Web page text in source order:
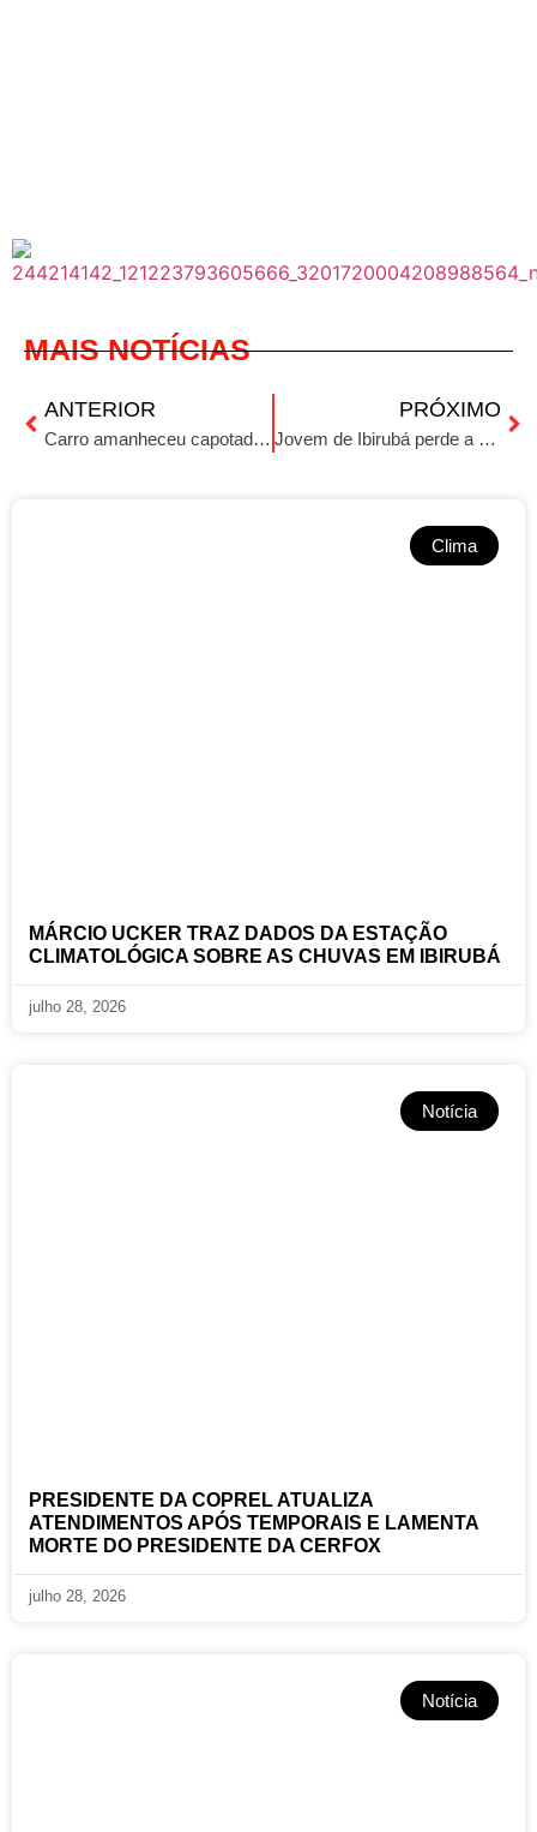
MAIS NOTÍCIAS
ANTERIOR
Carro amanheceu capotado próximo a entrada da Asfuca nessa sexta feira (17).
PRÓXIMO
Jovem de Ibirubá perde a vida em acidente na BR-282 em Santa Catarina.
Clima
MÁRCIO UCKER TRAZ DADOS DA ESTAÇÃO
CLIMATOLÓGICA SOBRE AS CHUVAS EM IBIRUBÁ
julho 28, 2026
Notícia
PRESIDENTE DA COPREL ATUALIZA
ATENDIMENTOS APÓS TEMPORAIS E LAMENTA
MORTE DO PRESIDENTE DA CERFOX
julho 28, 2026
Notícia